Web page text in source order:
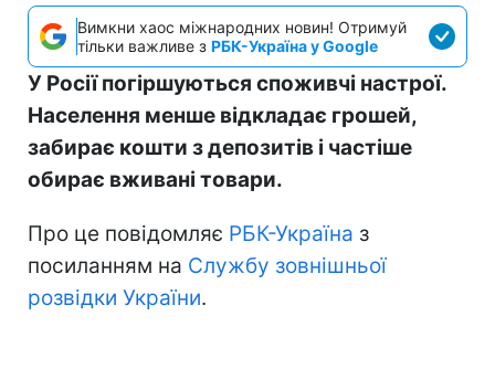
Вимкни хаос міжнародних новин! Отримуй
тільки важливе з РБК-Україна у Google
У Росії погіршуються споживчі настрої.
Населення менше відкладає грошей,
забирає кошти з депозитів і частіше
обирає вживані товари.
Про це повідомляє РБК-Україна з
посиланням на Службу зовнішньої
розвідки України.